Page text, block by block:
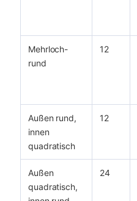
Mehrloch-
rund
12
Außen rund,
innen
quadratisch
12
Außen
quadratisch,
24